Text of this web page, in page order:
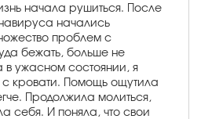
начала рушиться. После
начались
проблем с
бежать, больше не
в ужасном состоянии, я
с кровати. Помощь ощутила
Продолжила молиться,
себя. И поняла, что свои